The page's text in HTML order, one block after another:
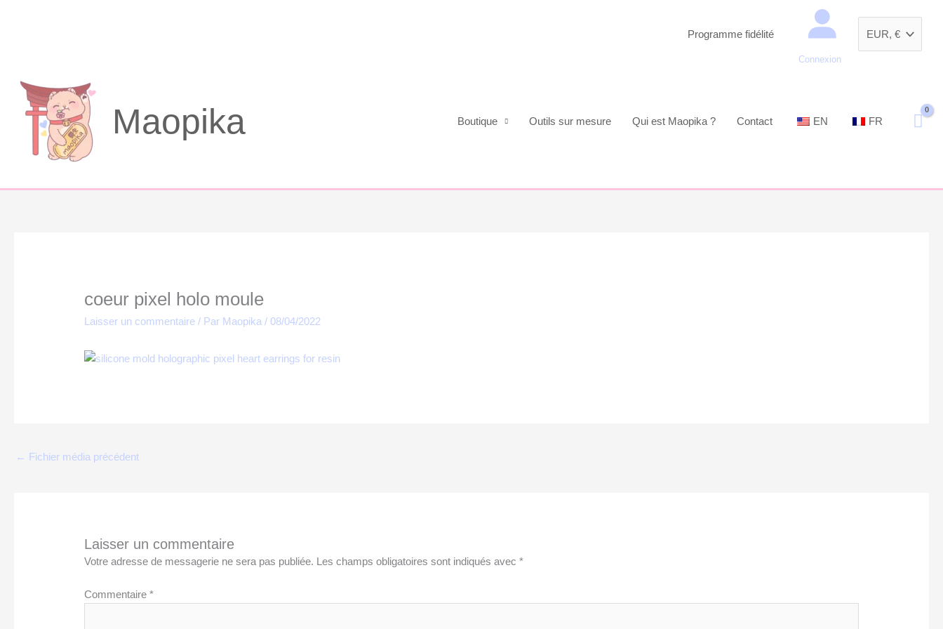
Programme fidélité
Connexion
Maopika Boutique Outils sur mesure Qui est Maopika ? Contact EN FR
coeur pixel holo moule
Laisser un commentaire / Par Maopika/ 08/04/2022
← Fichier média précédent
Laisser un commentaire
Votre adresse de messagerie ne sera pas publiée. Les champs obligatoires sont indiqués avec*
Commentaire*
Recherche